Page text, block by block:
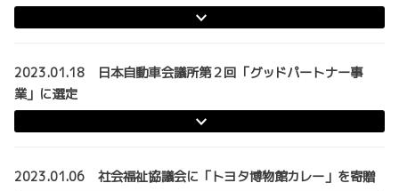
2023.01.18 日本自動車会議所第２回「グッドパートナー事
業」に選定
2023.01.06 社会福祉協議会に「トヨタ博物館カレー」を寄贈